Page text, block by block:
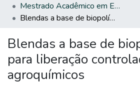
Mestrado Acadêmico em Engenharia e Ciência dos Materiais
Blendas a base de biopolímeros para liberação controlada de agroquímicos
Blendas a base de
para liberação
agroquímicos